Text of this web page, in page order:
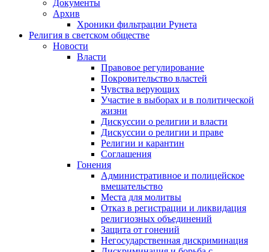
Документы
Архив
Хроники фильтрации Рунета
Религия в светском обществе
Новости
Власти
Правовое регулирование
Покровительство властей
Чувства верующих
Участие в выборах и в политической
жизни
Дискуссии о религии и власти
Дискуссии о религии и праве
Религии и карантин
Соглашения
Гонения
Административное и полицейское
вмешательство
Места для молитвы
Отказ в регистрации и ликвидация
религиозных объединений
Защита от гонений
Негосударственная дискриминация